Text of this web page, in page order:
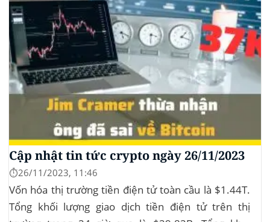
Cập nhật tin tức crypto ngày 26/11/2023
⏱️26/11/2023, 11:46
Vốn hóa thị trường tiền điện tử toàn cầu là $1.44T.
Tổng khối lượng giao dịch tiền điện tử trên thị